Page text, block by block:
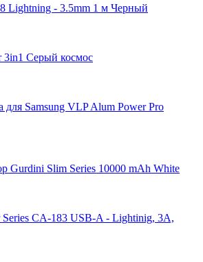
Lightning - 3.5mm 1 м Черный
Серый космос
для Samsung VLP Alum Power Pro
Gurdini Slim Series 10000 mAh White
CA-183 USB-A - Lightinig, 3A,